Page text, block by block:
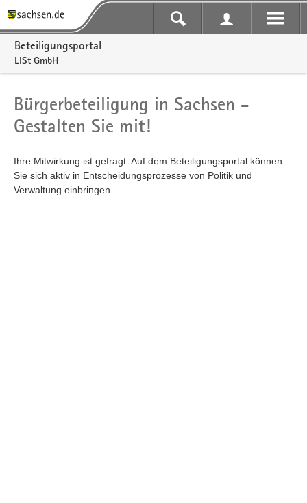
Portalnavigation
Beteiligungsportal
LISt GmbH
Bürgerbeteiligung in Sachsen -
Gestalten Sie mit!
Ihre Mitwirkung ist gefragt: Auf dem Beteiligungsportal können
Sie sich aktiv in Entscheidungsprozesse von Politik und
Verwaltung einbringen.